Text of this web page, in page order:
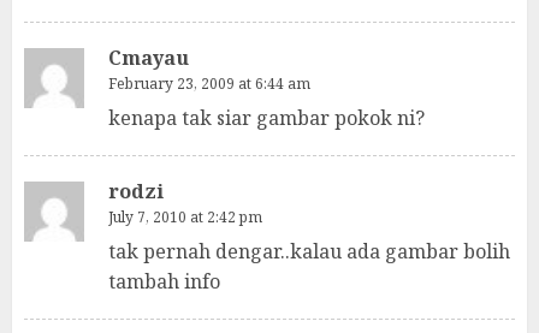
Cmayau
February 23, 2009 at 6:44 am
kenapa tak siar gambar pokok ni?
rodzi
July 7, 2010 at 2:42 pm
tak pernah dengar..kalau ada gambar bolih
tambah info